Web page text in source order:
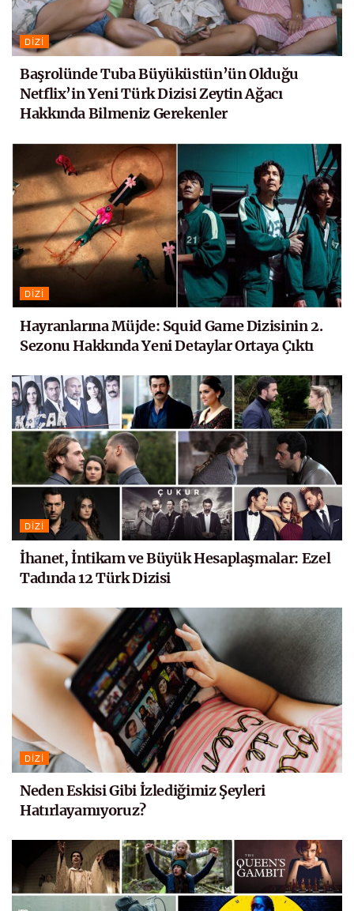
DIZI
Başrolünde Tuba Büyüküstün’ün Olduğu
Netflix’in Yeni Türk Dizisi Zeytin Ağacı
Hakkında Bilmeniz Gerekenler
DIZI
Hayranlarına Müjde: Squid Game Dizisinin 2.
Sezonu Hakkında Yeni Detaylar Ortaya Çıktı
DIZI
İhanet, İntikam ve Büyük Hesaplaşmalar: Ezel
Tadında 12 Türk Dizisi
DIZI
Neden Eskisi Gibi İzlediğimiz Şeyleri
Hatırlayamıyoruz?